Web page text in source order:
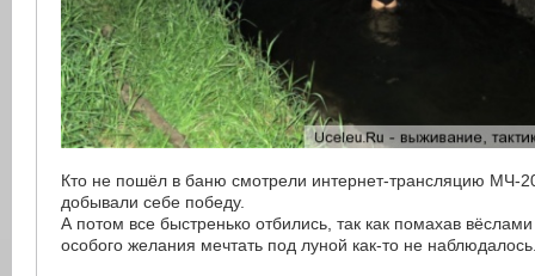
Кто не пошёл в баню смотрели интернет-трансляцию МЧ-
добывали себе победу.
А потом все быстренько отбились, так как помахав
особого желания мечтать под луной как-то не